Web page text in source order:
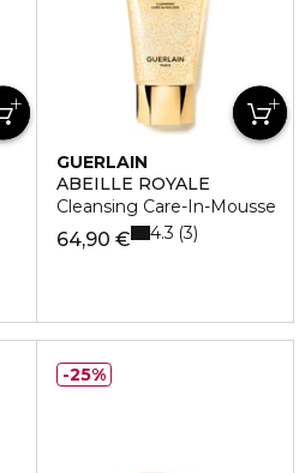
GUERLAIN
ABEILLE ROYALE
Cleansing Care-In-Mousse
64,90 € 4.3 3
25%